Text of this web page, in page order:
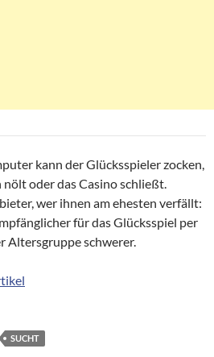
kann der Glücksspieler zocken,
oder das Casino schließt.
wer ihnen am ehesten verfällt:
für das Glücksspiel per
Altersgruppe schwerer.
SUCHT